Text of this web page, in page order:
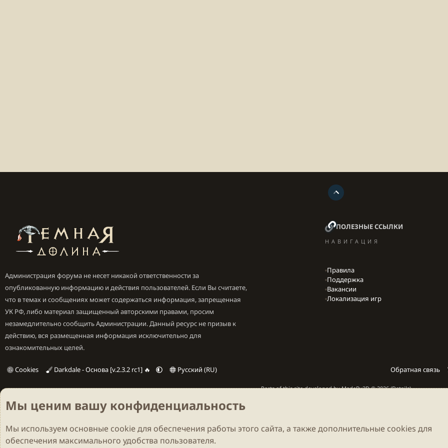
Администрация форума не несет никакой ответственности за
опубликованную информацию и действия пользователей. Если Вы считаете,
что в темах и сообщениях может содержаться информация, запрещенная
УК РФ, либо материал защищенный авторскими правами, просим
незамедлительно сообщить Администрации. Данный ресурс не призыв к
действию, вся размещенная информация исключительно для
ознакомительных целей.
ПОЛЕЗНЫЕ ССЫЛКИ
НАВИГАЦИЯ
Правила
Поддержка
Вакансии
Локализация игр
Cookies Darkdale - Основа [v.2.3.2 rc1] 🔥 Русский (RU) Обратная связь
Parts of this site developed byMadeBy2D© 2026 (Details)
Мы ценим вашу конфиденциальность
Мы используем основные cookieдля обеспечения работы этого сайта, а также дополнительные cookies для
обеспечения максимального удобства пользователя.